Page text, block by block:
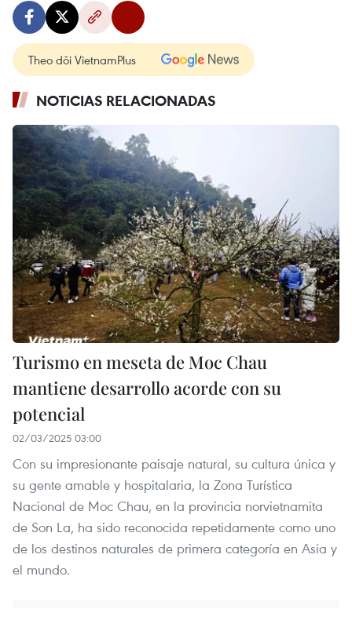
Theo dõi VietnamPlus
NOTICIAS RELACIONADAS
Turismo en meseta de Moc Chau
mantiene desarrollo acorde con su
potencial
02/03/2025 03:00
Con su impresionante paisaje natural, su cultura única y
su gente amable y hospitalaria, la Zona Turística
Nacional de Moc Chau, en la provincia norvietnamita
de Son La, ha sido reconocida repetidamente como uno
de los destinos naturales de primera categoría en Asia y
el mundo.